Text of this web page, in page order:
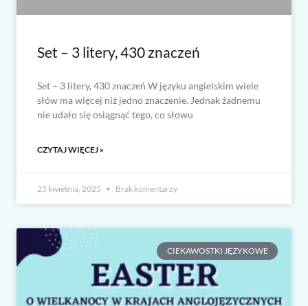
Set – 3 litery, 430 znaczeń
Set – 3 litery, 430 znaczeń W języku angielskim wiele
słów ma więcej niż jedno znaczenie. Jednak żadnemu
nie udało się osiągnąć tego, co słowu
CZYTAJ WIĘCEJ »
25 kwietnia, 2025 Brak komentarzy
CIEKAWOSTKI JĘZYKOWE